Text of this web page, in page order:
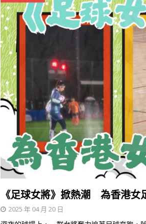
《足球女將》掀熱潮 為香港女
2025 年 04 月 20 日